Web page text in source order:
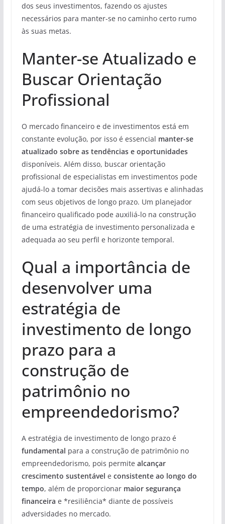
dos seus investimentos, fazendo os ajustes
necessários para manter-se no caminho certo rumo
às suas metas.
Manter-se Atualizado e
Buscar Orientação
Profissional
O mercado financeiro e de investimentos está em
constante evolução, por isso é essencial manter-se
atualizado sobre as tendências e oportunidades
disponíveis. Além disso, buscar orientação
profissional de especialistas em investimentos pode
ajudá-lo a tomar decisões mais assertivas e alinhadas
com seus objetivos de longo prazo. Um planejador
financeiro qualificado pode auxiliá-lo na construção
de uma estratégia de investimento personalizada e
adequada ao seu perfil e horizonte temporal.
Qual a importância de
desenvolver uma
estratégia de
investimento de longo
prazo para a
construção de
patrimônio no
empreendedorismo?
A estratégia de investimento de longo prazo é
fundamental para a construção de patrimônio no
empreendedorismo, pois permite alcançar
crescimento sustentável e consistente ao longo do
tempo, além de proporcionar maior segurança
financeira e *resiliência* diante de possíveis
adversidades no mercado.